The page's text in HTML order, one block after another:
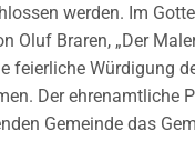
werden. Im
Oluf Braren, „Der
feierliche Würdigung
Der ehrenamtliche
Gemeinde das